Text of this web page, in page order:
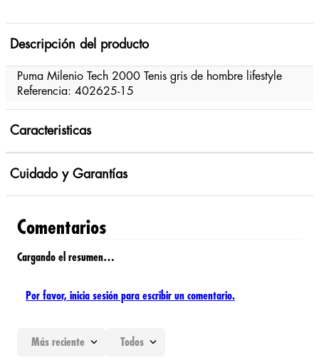
Descripción del producto
Puma Milenio Tech 2000 Tenis gris de hombre lifestyle
Referencia: 402625-15
Caracteristicas
Cuidado y Garantías
Comentarios
Cargando el resumen…
Por favor, inicia sesión para escribir un comentario.
Más reciente Todos